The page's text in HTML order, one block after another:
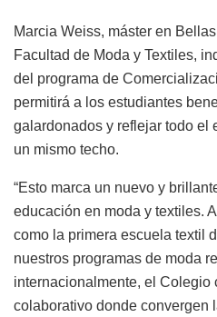
Marcia Weiss, máster en
Facultad de Moda y Textiles,
del programa de
permitirá a los estudiantes
galardonados y reflejar todo el
un mismo techo.
“Esto marca un nuevo y
educación en moda y textiles.
como la primera escuela textil
nuestros programas de moda
internacionalmente, el Colegio
colaborativo donde convergen